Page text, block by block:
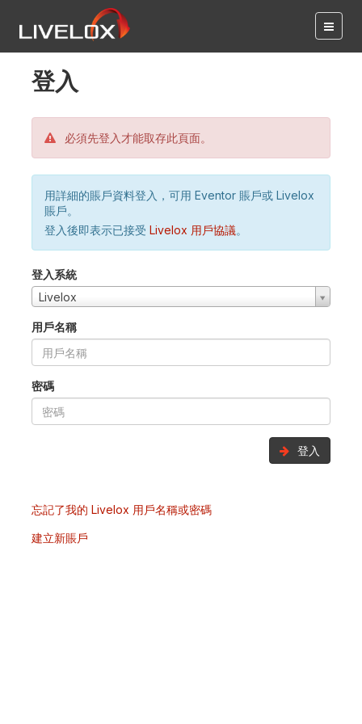
登入
必須先登入才能取存此頁面。
用詳細的賬戶資料登入，可用 Eventor 賬戶或 Livelox
賬戶。
登入後即表示已接受 Livelox 用戶協議。
登入系統
Livelox
用戶名稱
密碼
登入
忘記了我的 Livelox 用戶名稱或密碼
建立新賬戶